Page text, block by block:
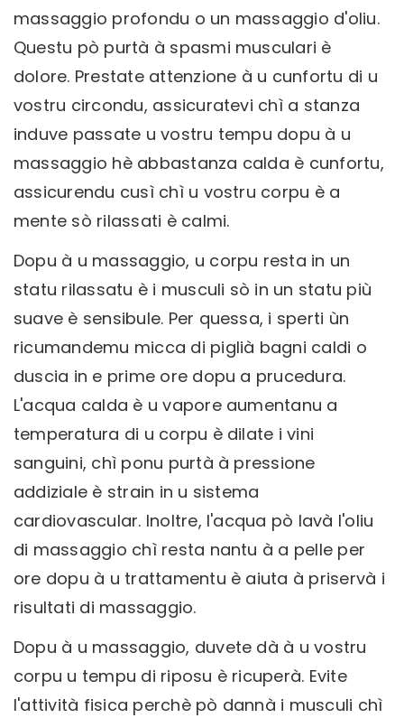
massaggio profondu o un massaggio d'oliu.
Questu pò purtà à spasmi musculari è
dolore. Prestate attenzione à u cunfortu di u
vostru circondu, assicuratevi chì a stanza
induve passate u vostru tempu dopu à u
massaggio hè abbastanza calda è cunfortu,
assicurendu cusì chì u vostru corpu è a
mente sò rilassati è calmi.
Dopu à u massaggio, u corpu resta in un
statu rilassatu è i musculi sò in un statu più
suave è sensibule. Per quessa, i sperti ùn
ricumandemu micca di piglià bagni caldi o
duscia in e prime ore dopu a prucedura.
L'acqua calda è u vapore aumentanu a
temperatura di u corpu è dilate i vini
sanguini, chì ponu purtà à pressione
addiziale è strain in u sistema
cardiovascular. Inoltre, l'acqua pò lavà l'oliu
di massaggio chì resta nantu à a pelle per
ore dopu à u trattamentu è aiuta à priservà i
risultati di massaggio.
Dopu à u massaggio, duvete dà à u vostru
corpu u tempu di riposu è ricuperà. Evite
l'attività fisica perchè pò dannà i musculi chì